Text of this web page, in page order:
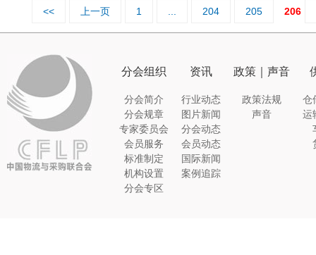
<< 上一页 1 204 205 206
分会组织
分会简介
分会规章
专家委员会
会员服务
标准制定
机构设置
分会专区
资讯
行业动态
图片新闻
分会动态
会员动态
国际新闻
案例追踪
政策｜声音
政策法规
声音
仓
运